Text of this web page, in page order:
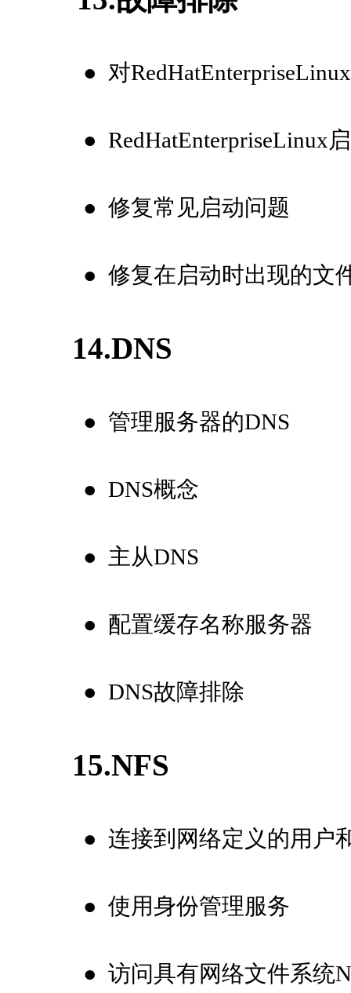
● 对
● RedHatEnterpriseLinux
● 修复常见启动问题
● 修复在启动时出现的文
14.DNS
● 管理服务器的DNS
● DNS概念
● 主从DNS
● 配置缓存名称服务器
● DNS故障排除
15.NFS
● 连接到网络定义的用户
● 使用身份管理服务
● 访问具有网络文件系统